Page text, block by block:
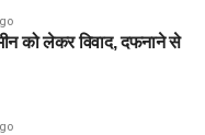
को लेकर विवाद, दफनाने से